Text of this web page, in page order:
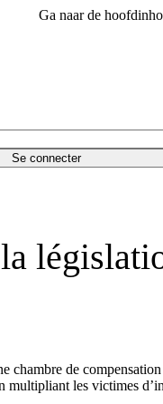
Ga naar de
Se connecter
de
multipliant les victimes